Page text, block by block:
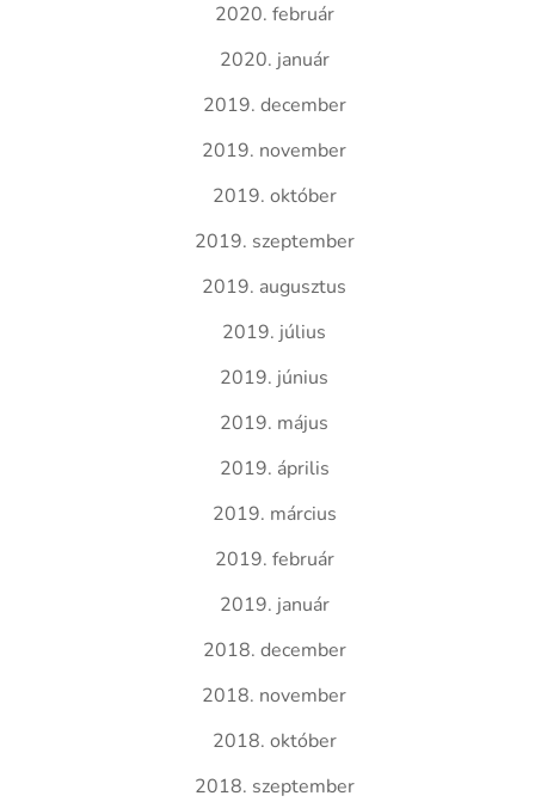
2020. február
2020. január
2019. december
2019. november
2019. október
2019. szeptember
2019. augusztus
2019. július
2019. június
2019. május
2019. április
2019. március
2019. február
2019. január
2018. december
2018. november
2018. október
2018. szeptember